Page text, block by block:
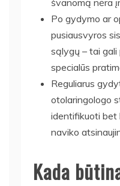
Po gydymo ar
pusiausvyros
sąlygų – tai gali
specialūs
Reguliarus
otolaringologo
identifikuoti bet
naviko
Kada